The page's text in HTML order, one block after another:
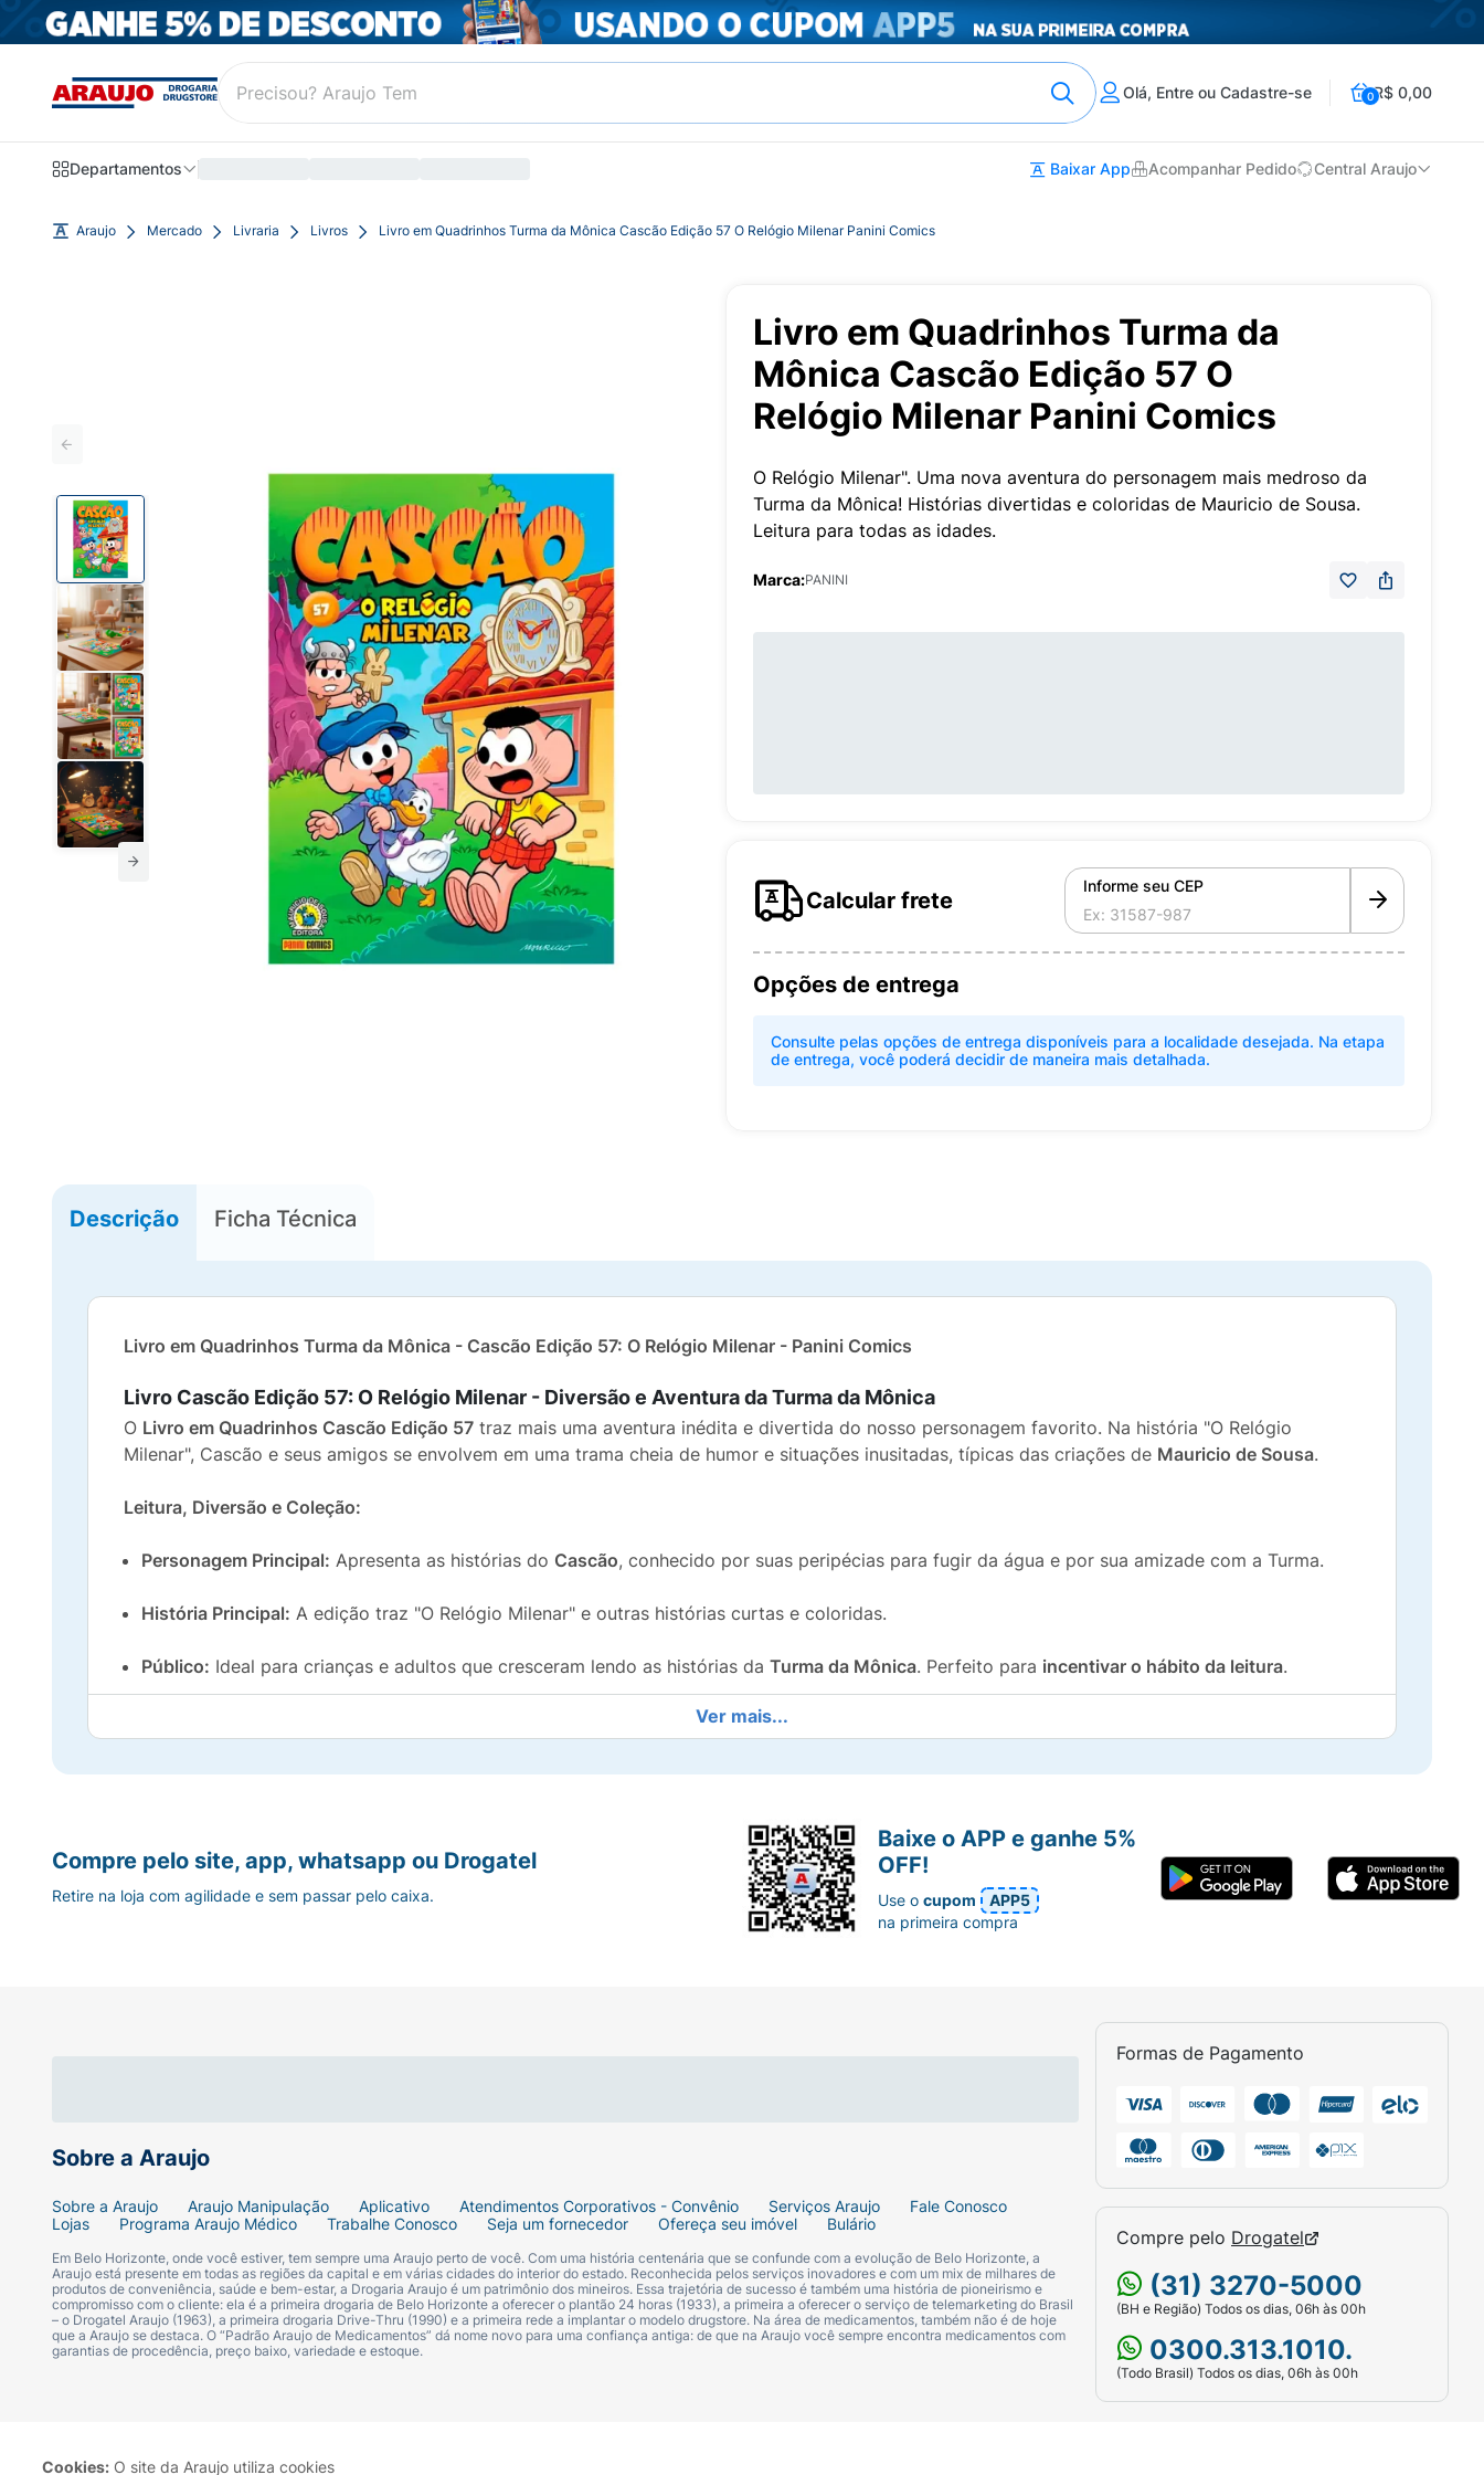
Cookies: O site da Araujo utiliza cookies
Olá, Entre ou Cadastre-se 0R$ 0,00
Departamentos Baixar App Acompanhar Pedido Central Araujo
Araujo Mercado Livraria Livros Livro em Quadrinhos Turma da Mônica Cascão Edição 57 O Relógio Milenar Panini Comics
Livro em Quadrinhos Turma da
Mônica Cascão Edição 57 O
Relógio Milenar Panini Comics
O Relógio Milenar". Uma nova aventura do personagem mais medroso da
Turma da Mônica! Histórias divertidas e coloridas de Mauricio de Sousa.
Leitura para todas as idades.
Marca:PANINI
Calcular frete
Informe seu CEP
Opções de entrega
Consulte pelas opções de entrega disponíveis para a localidade desejada. Na etapa
de entrega, você poderá decidir de maneira mais detalhada.
Descrição Ficha Técnica
Livro em Quadrinhos Turma da Mônica - Cascão Edição 57: O Relógio Milenar - Panini Comics
Livro Cascão Edição 57: O Relógio Milenar - Diversão e Aventura da Turma da Mônica
O Livro em Quadrinhos Cascão Edição 57 traz mais uma aventura inédita e divertida do nosso personagem favorito. Na história "O Relógio
Milenar", Cascão e seus amigos se envolvem em uma trama cheia de humor e situações inusitadas, típicas das criações de Mauricio de Sousa.
Leitura, Diversão e Coleção:
Personagem Principal: Apresenta as histórias do Cascão, conhecido por suas peripécias para fugir da água e por sua amizade com a Turma.
História Principal: A edição traz "O Relógio Milenar" e outras histórias curtas e coloridas.
Público: Ideal para crianças e adultos que cresceram lendo as histórias da Turma da Mônica. Perfeito para incentivar o hábito da leitura.
Panini Comics/Editora Mauricio de Sousa
Garanta já o seu exemplar e mergulhe no universo divertido daTurma da Mônica!
Ver mais...
Sobre a Araujo
Sobre a Araujo Araujo Manipulação Aplicativo Atendimentos Corporativos - Convênio Serviços Araujo
Fale Conosco
Lojas
Programa Araujo Médico Trabalhe Conosco Seja um fornecedor Ofereça seu imóvel Bulário
Em Belo Horizonte, onde você estiver, tem sempre uma Araujo perto de você. Com uma história centenária que se confunde com a evolução de Belo Horizonte, a
Araujo está presente em todas as regiões da capital e em várias cidades do interior do estado. Reconhecida pelos serviços inovadores e com um mix de milhares de
produtos de conveniência, saúde e bem-estar, a Drogaria Araujo é um patrimônio dos mineiros. Essa trajetória de sucesso é também uma história de pioneirismo e
compromisso com o cliente: ela é a primeira drogaria de Belo Horizonte a oferecer o plantão 24 horas (1933), a primeira a oferecer o serviço de telemarketing do Brasil
– o Drogatel Araujo (1963), a primeira drogaria Drive-Thru (1990) e a primeira rede a implantar o modelo drugstore. Na área de medicamentos, também não é de hoje
que a Araujo se destaca. O “Padrão Araujo de Medicamentos” dá nome novo para uma confiança antiga: de que na Araujo você sempre encontra medicamentos com
garantias de procedência, preço baixo, variedade e estoque.
Formas de Pagamento
Compre pelo Drogatel
(31) 3270-5000
(BH e Região) Todos os dias, 06h às 00h
0300.313.1010.
(Todo Brasil) Todos os dias, 06h às 00h
Compre pelo site, app, whatsapp ou Drogatel
Retire na loja com agilidade e sem passar pelo caixa.
Baixe o APP e ganhe 5%
OFF!
Use ocupom
APP5
na primeira compra